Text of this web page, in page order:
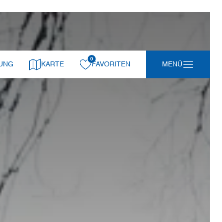
KARTE FAVORITEN
gemerkt:
0
MENÜ